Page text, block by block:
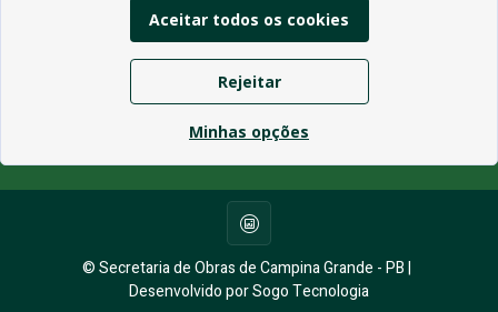
estaduais e municipais.
© Secretaria de Obras de Campina Grande - PB |
Desenvolvido por Sogo Tecnologia
Aceitar todos os cookies
Rejeitar
Minhas opções